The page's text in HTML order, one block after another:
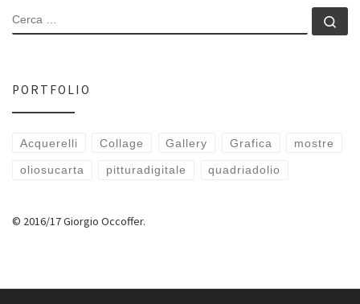
CERCA
PORTFOLIO
Acquerelli Collage Gallery Grafica mostre
oliosucarta pitturadigitale quadriadolio
© 2016/17 Giorgio Occoffer.